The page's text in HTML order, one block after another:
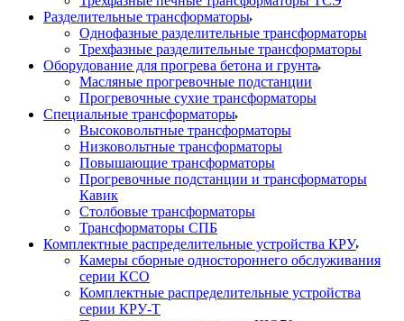
Разделительные трансформаторы
Однофазные разделительные трансформаторы
Трехфазные разделительные трансформаторы
Оборудование для прогрева бетона и грунта
Масляные прогревочные подстанции
Прогревочные сухие трансформаторы
Специальные трансформаторы
Высоковольтные трансформаторы
Низковольтные трансформаторы
Повышающие трансформаторы
Прогревочные подстанции и трансформаторы
Кавик
Столбовые трансформаторы
Трансформаторы СПБ
Комплектные распределительные устройства КРУ
Камеры сборные одностороннего обслуживания
серии КСО
Комплектные распределительные устройства
серии КРУ-Т